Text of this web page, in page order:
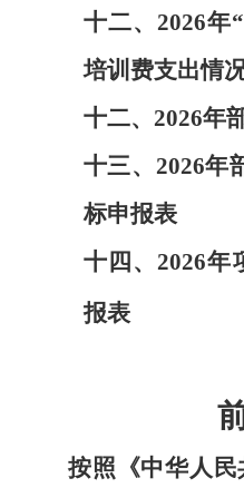
十二、 2026年
培训费支出情
十二、 2026年
十三、 2026年
标申报表
十四、2026年
报表
按照《中华人